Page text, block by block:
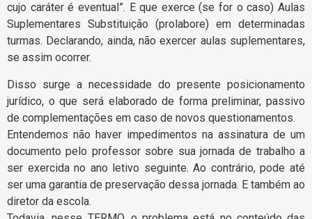
cujo caráter é eventual”. E que exerce (se for o caso) Aulas
Suplementares Substituição (prolabore) em determinadas
turmas. Declarando, ainda, não exercer aulas suplementares,
se assim ocorrer.
Disso surge a necessidade do presente posicionamento
jurídico, o que será elaborado de forma preliminar, passivo
de complementações em caso de novos questionamentos.
Entendemos não haver impedimentos na assinatura de um
documento pelo professor sobre sua jornada de trabalho a
ser exercida no ano letivo seguinte. Ao contrário, pode até
ser uma garantia de preservação dessa jornada. E também ao
diretor da escola.